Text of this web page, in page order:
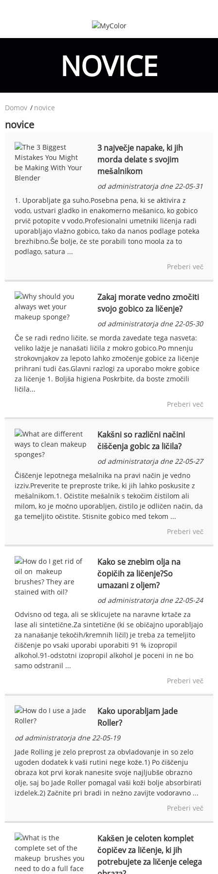
NOVICE
Domov novice
novice
3 največje napake, ki jih
morda delate s svojim
mešalnikom
od administratorja dne 22-05-31
1. Uporabljate ga suho.Posebna pena, ki se aktivira z
vodo, ustvari gladko in enakomerno mešanico, ko gobico
prvič potopite v vodo.Profesionalni umetniki ličenja radi
uporabljajo vlažno gobico, tako da nanos podlage poteka
brezhibno.Še bolje, če ste porabili tono moola za to
podlago, satura ...
Preberi več
Zakaj morate vedno zmočiti
svojo gobico za ličenje?
od administratorja dne 22-05-30
Če se radi redno ličite, se morda zavedate tega nasveta:
veliko lažje je nanašati ličila z mokro gobico.Po mnenju
strokovnjakov za lepoto lahko zmočenje gobice za ličenje
prihrani tudi čas.Glavni razlogi za uporabo mokre gobice
za ličenje 1. Boljša higiena Poskrbite, da boste zmočili
ličila...
Preberi več
Kakšni so različni načini
čiščenja gobic za ličila?
od administratorja dne 22-05-27
Čiščenje lepotnega mešalnika na pravi način je vedno
izziv.Preverite te preproste trike, ki jih lahko poskusite z
mešalnikom.1. Očistite mešalnik s tekočim čistilom ali
milom, ko je močno uporabljen, čistilo je odličen način, da
ga temeljito očistite. Stisnite gobico med tekom ...
Preberi več
Kako se znebim olja na
čopičih za ličenje?So
umazani z oljem?
od administratorja dne 22-05-24
Odvisno od tega, ali se sklicujete na naravne krtače za
lase ali sintetične.Za sintetične (ki se običajno uporabljajo
za nanašanje tekočih/kremnih ličil) je treba za temeljito
čiščenje po vsaki uporabi uporabiti 91 % izopropil
alkohol.91-odstotni izopropil alkohol je poceni in ne bo
samo odstranil ...
Preberi več
Kako uporabljam Jade
Roller?
od administratorja dne 22-05-19
Jade Rolling je zelo preprost za obvladovanje in so zelo
ugoden dodatek k vaši rutini nege kože.1) Po čiščenju
obraza kot prvi korak nanesite svoje najljubše obrazno
olje, saj bo Jade Roller pomagal vaši koži bolje absorbirati
izdelek.2) Začnite pri bradi in nežno zavijte vodoravno ...
Preberi več
Kakšen je celoten komplet
čopičev za ličenje, ki jih
potrebujete za ličenje celega